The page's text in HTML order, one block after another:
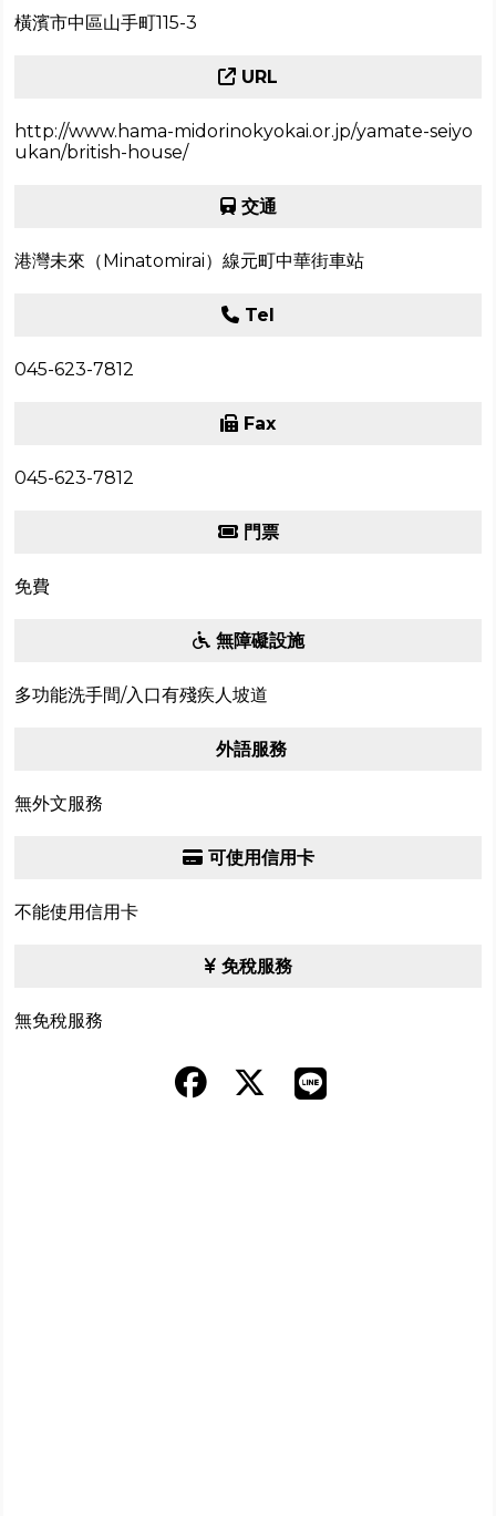
橫濱市中區山手町115-3
URL
http://www.hama-midorinokyokai.or.jp/yamate-seiyo
ukan/british-house/
交通
港灣未來（Minatomirai）線元町中華街車站
Tel
045-623-7812
Fax
045-623-7812
門票
免費
無障礙設施
多功能洗手間/入口有殘疾人坡道
外語服務
無外文服務
可使用信用卡
不能使用信用卡
免稅服務
無免稅服務